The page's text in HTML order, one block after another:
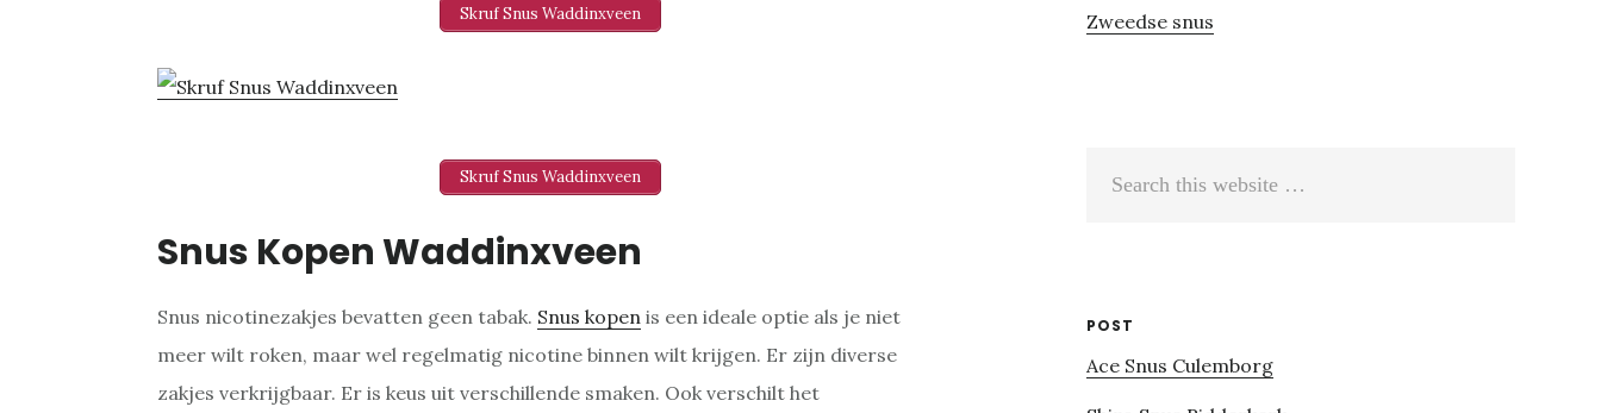
Skruf Snus Waddinxveen
Skruf Snus Waddinxveen
Snus Kopen Waddinxveen
Snus nicotinezakjes bevatten geen tabak. Snus kopen is een ideale optie als je niet
meer wilt roken, maar wel regelmatig nicotine binnen wilt krijgen. Er zijn diverse
zakjes verkrijgbaar. Er is keus uit verschillende smaken. Ook verschilt het
Zweedse snus
POST
Ace Snus Culemborg